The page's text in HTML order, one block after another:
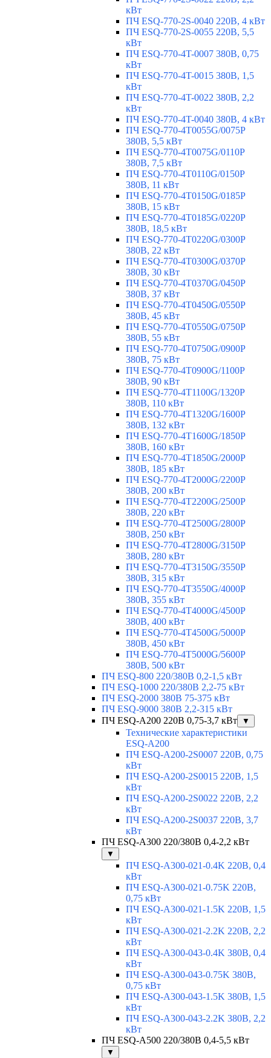
кВт
ПЧ ESQ-770-2S-0040 220В, 4 кВт
ПЧ ESQ-770-2S-0055 220В, 5,5
кВт
ПЧ ESQ-770-4T-0007 380В, 0,75
кВт
ПЧ ESQ-770-4T-0015 380В, 1,5
кВт
ПЧ ESQ-770-4T-0022 380В, 2,2
кВт
ПЧ ESQ-770-4T-0040 380В, 4 кВт
ПЧ ESQ-770-4T0055G/0075P
380В, 5,5 кВт
ПЧ ESQ-770-4T0075G/0110P
380В, 7,5 кВт
ПЧ ESQ-770-4T0110G/0150P
380В, 11 кВт
ПЧ ESQ-770-4T0150G/0185P
380В, 15 кВт
ПЧ ESQ-770-4T0185G/0220P
380В, 18,5 кВт
ПЧ ESQ-770-4T0220G/0300P
380В, 22 кВт
ПЧ ESQ-770-4T0300G/0370P
380В, 30 кВт
ПЧ ESQ-770-4T0370G/0450P
380В, 37 кВт
ПЧ ESQ-770-4T0450G/0550P
380В, 45 кВт
ПЧ ESQ-770-4T0550G/0750P
380В, 55 кВт
ПЧ ESQ-770-4T0750G/0900P
380В, 75 кВт
ПЧ ESQ-770-4T0900G/1100P
380В, 90 кВт
ПЧ ESQ-770-4T1100G/1320P
380В, 110 кВт
ПЧ ESQ-770-4T1320G/1600P
380В, 132 кВт
ПЧ ESQ-770-4T1600G/1850P
380В, 160 кВт
ПЧ ESQ-770-4T1850G/2000P
380В, 185 кВт
ПЧ ESQ-770-4T2000G/2200P
380В, 200 кВт
ПЧ ESQ-770-4T2200G/2500P
380В, 220 кВт
ПЧ ESQ-770-4T2500G/2800P
380В, 250 кВт
ПЧ ESQ-770-4T2800G/3150P
380В, 280 кВт
ПЧ ESQ-770-4T3150G/3550P
380В, 315 кВт
ПЧ ESQ-770-4T3550G/4000P
380В, 355 кВт
ПЧ ESQ-770-4T4000G/4500P
380В, 400 кВт
ПЧ ESQ-770-4T4500G/5000P
380В, 450 кВт
ПЧ ESQ-770-4T5000G/5600P
380В, 500 кВт
ПЧ ESQ-800 220/380В 0,2-1,5 кВт
ПЧ ESQ-1000 220/380В 2,2-75 кВт
ПЧ ESQ-2000 380В 75-375 кВт
ПЧ ESQ-9000 380В 2,2-315 кВт
ПЧ ESQ-A200 220В 0,75-3,7 кВт
▼
Технические характеристики
ESQ-A200
ПЧ ESQ-A200-2S0007 220В, 0,75
кВт
ПЧ ESQ-A200-2S0015 220В, 1,5
кВт
ПЧ ESQ-A200-2S0022 220В, 2,2
кВт
ПЧ ESQ-A200-2S0037 220В, 3,7
кВт
ПЧ ESQ-A300 220/380В 0,4-2,2 кВт
▼
ПЧ ESQ-A300-021-0.4K 220В, 0,4
кВт
ПЧ ESQ-A300-021-0.75K 220В,
0,75 кВт
ПЧ ESQ-A300-021-1.5K 220В, 1,5
кВт
ПЧ ESQ-A300-021-2.2K 220В, 2,2
кВт
ПЧ ESQ-A300-043-0.4K 380В, 0,4
кВт
ПЧ ESQ-A300-043-0.75K 380В,
0,75 кВт
ПЧ ESQ-A300-043-1.5K 380В, 1,5
кВт
ПЧ ESQ-A300-043-2.2K 380В, 2,2
кВт
ПЧ ESQ-A500 220/380В 0,4-5,5 кВт
▼